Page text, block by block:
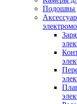
Подошвы